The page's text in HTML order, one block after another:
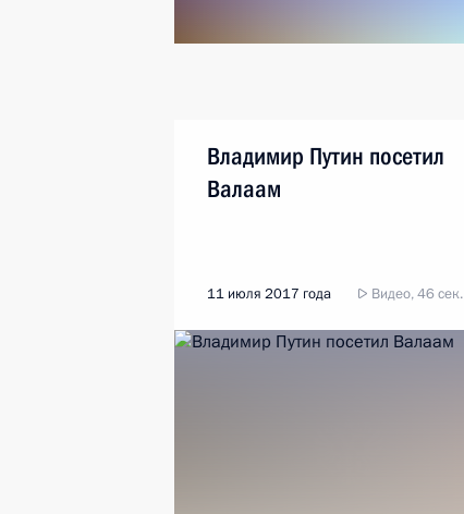
Владимир Путин посетил
Валаам
11 июля 2017 года Видео, 46 сек.